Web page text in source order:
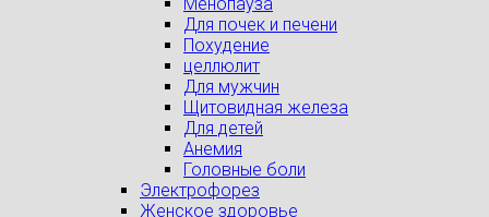
Менопауза
Для почек и печени
Похудение
целлюлит
Для мужчин
Щитовидная железа
Для детей
Анемия
Головные боли
Электрофорез
Женское здоровье